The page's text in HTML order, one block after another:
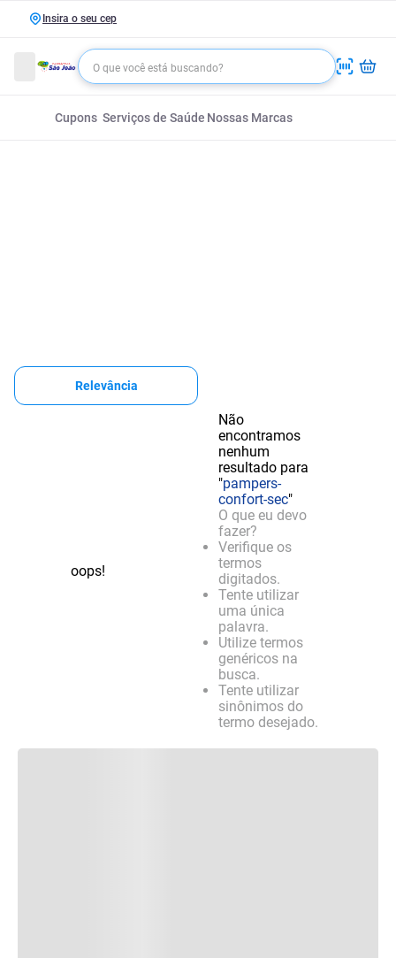
Insira o seu cep
Cupons Serviços de Saúde Nossas Marcas
Relevância
oops!
Não
encontramos
nenhum
resultado para
"pampers-
confort-sec"
O que eu devo
fazer?
Verifique os
termos
digitados.
Tente utilizar
uma única
palavra.
Utilize termos
genéricos na
busca.
Tente utilizar
sinônimos do
termo desejado.